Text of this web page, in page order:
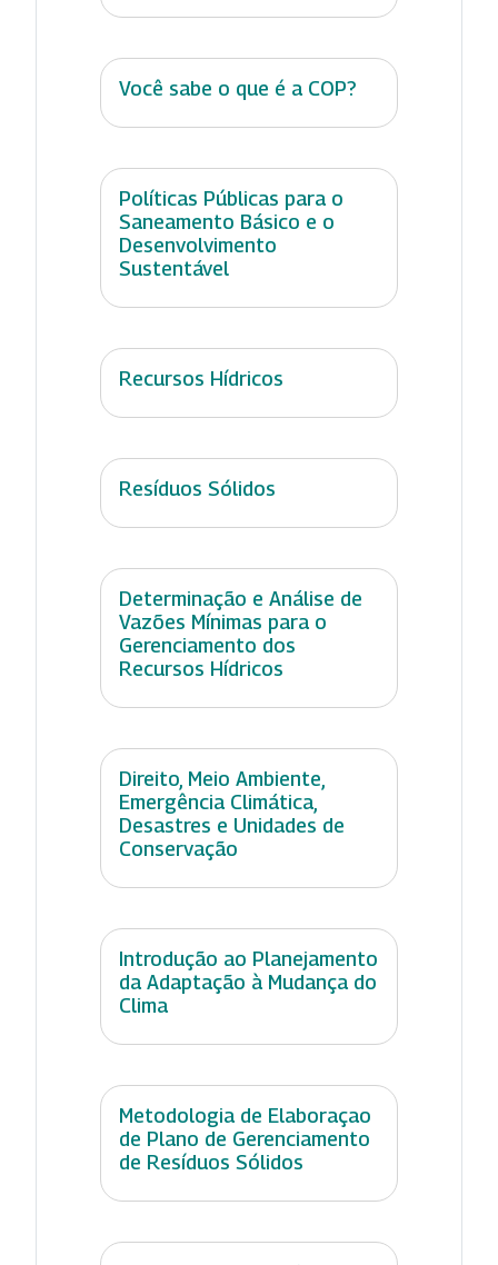
Você sabe o que é a COP?
Políticas Públicas para o
Saneamento Básico e o
Desenvolvimento
Sustentável
Recursos Hídricos
Resíduos Sólidos
Determinação e Análise de
Vazões Mínimas para o
Gerenciamento dos
Recursos Hídricos
Direito, Meio Ambiente,
Emergência Climática,
Desastres e Unidades de
Conservação
Introdução ao Planejamento
da Adaptação à Mudança do
Clima
Metodologia de Elaboraçao
de Plano de Gerenciamento
de Resíduos Sólidos